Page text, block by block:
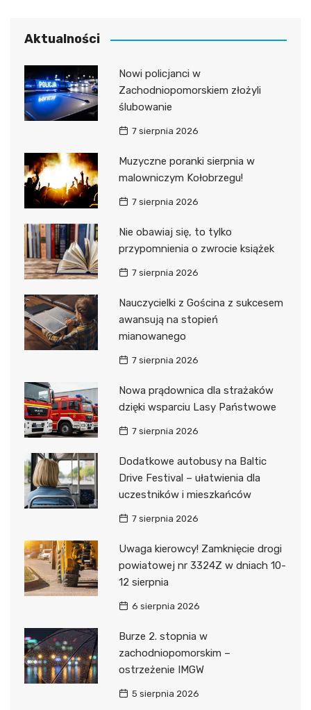
Aktualności
Nowi policjanci w
Zachodniopomorskiem złożyli
ślubowanie
7 sierpnia 2026
Muzyczne poranki sierpnia w
malowniczym Kołobrzegu!
7 sierpnia 2026
Nie obawiaj się, to tylko
przypomnienia o zwrocie książek
7 sierpnia 2026
Nauczycielki z Gościna z sukcesem
awansują na stopień
mianowanego
7 sierpnia 2026
Nowa prądownica dla strażaków
dzięki wsparciu Lasy Państwowe
7 sierpnia 2026
Dodatkowe autobusy na Baltic
Drive Festival – ułatwienia dla
uczestników i mieszkańców
7 sierpnia 2026
Uwaga kierowcy! Zamknięcie drogi
powiatowej nr 3324Z w dniach 10-
12 sierpnia
6 sierpnia 2026
Burze 2. stopnia w
zachodniopomorskim –
ostrzeżenie IMGW
5 sierpnia 2026